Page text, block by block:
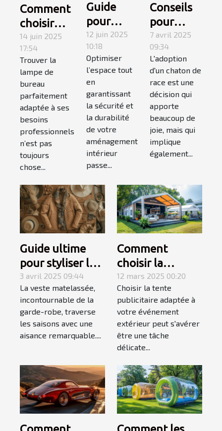
Comment
choisir
une lampe
de bureau
adaptée à
votre style
de travail
14 juin 2025
17:54
Trouver la
lampe de
bureau
parfaitement
adaptée à ses
besoins
professionnels
n’est pas
toujours
chose...
Guide
pour
choisir et
installer
des
étagères
murales
robustes
12 juin 2025
10:18
Optimiser
l’espace tout
en
garantissant
la sécurité et
la durabilité
de votre
aménagement
intérieur
passe...
Conseils
pour
l'adoption
et
l'accueil
d'un
chaton de
race
7 avril 2025
09:34
L'adoption
d'un chaton de
race est une
décision qui
apporte
beaucoup de
joie, mais qui
implique
également...
Guide ultime
pour styliser les
vestes
matelassées en
toutes saisons
3 avril 2025 09:44
La veste matelassée,
incontournable de la
garde-robe, traverse
les saisons avec une
aisance remarquable....
Comment
choisir la
meilleure tente
publicitaire pour
votre
événement
extérieur
12 mars 2025 00:20
Choisir la tente
publicitaire adaptée à
votre événement
extérieur peut s'avérer
être une tâche
délicate...